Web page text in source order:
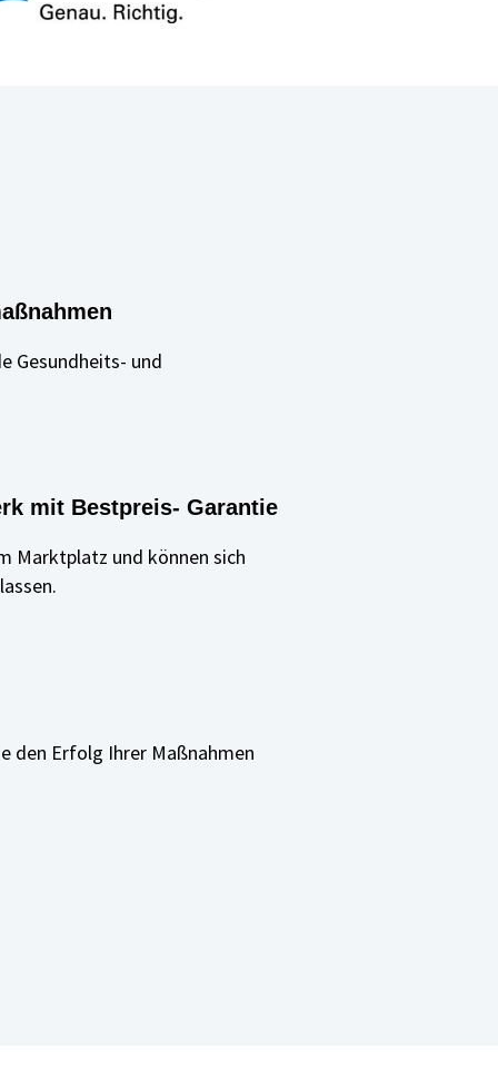
Gesundheits- und
mit Bestpreis- Garantie
Marktplatz und können sich
den Erfolg Ihrer Maßnahmen